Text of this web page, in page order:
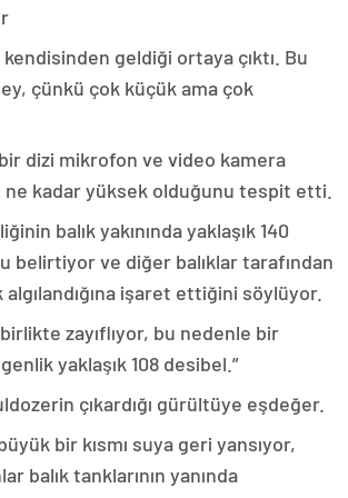
kendisinden geldiği ortaya çıktı. Bu
çünkü çok küçük ama çok
dizi mikrofon ve video kamera
ne kadar yüksek olduğunu tespit etti.
balık yakınında yaklaşık 140
belirtiyor ve diğer balıklar tarafından
işaret ettiğini söylüyor.
zayıflıyor, bu nedenle bir
yaklaşık 108 desibel.”
çıkardığı gürültüye eşdeğer.
bir kısmı suya geri yansıyor,
balık tanklarının yanında